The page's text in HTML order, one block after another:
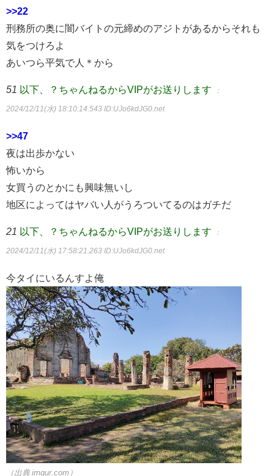
>>22
刑務所の奥に闇バイトの元締めのアジトがあるからそれも
気をつけろよ
あいつら平気で人＊から
51 以下、？ちゃんねるからVIPがお送りします ：
2024/12/11(水) 18:10:14.543 ID:UJo6kdJG0.net
>>47
夜は出歩かない
怖いから
女買うのとかにも興味無いし
地区によってはヤバい人がうろついてるのはガチだ
21 以下、？ちゃんねるからVIPがお送りします ：
2024/12/11(水) 17:58:21.263 ID:UJo6kdJG0.net
今タイにいるんすよ俺
（出典 imgur.com）